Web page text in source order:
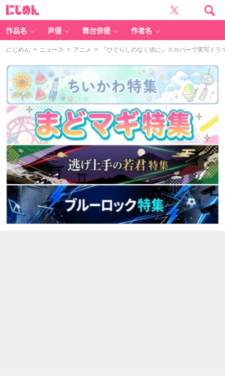
作品名 声優 舞台俳優 作者名
にじめん > ニュース > アニメ > 『ひぐらしのなく頃に』スカパーで実写ドラ